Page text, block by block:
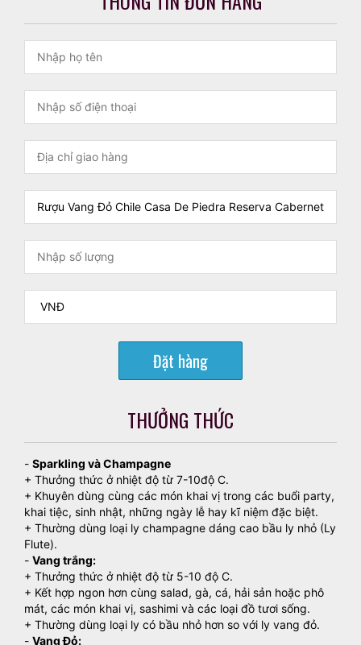
Đặt hàng
THƯỞNG THỨC
- Sparkling và Champagne
+ Thưởng thức ở nhiệt độ từ 7-10độ C.
+ Khuyên dùng cùng các món khai vị trong các buổi party,
khai tiệc, sinh nhật, những ngày lễ hay kĩ niệm đặc biệt.
+ Thường dùng loại ly champagne dáng cao bầu ly nhỏ (Ly
Flute).
- Vang trắng:
+ Thưởng thức ở nhiệt độ từ 5-10 độ C.
+ Kết hợp ngon hơn cùng salad, gà, cá, hải sản hoặc phô
mát, các món khai vị, sashimi và các loại đồ tươi sống.
+ Thường dùng loại ly có bầu nhỏ hơn so với ly vang đỏ.
- Vang Đỏ: